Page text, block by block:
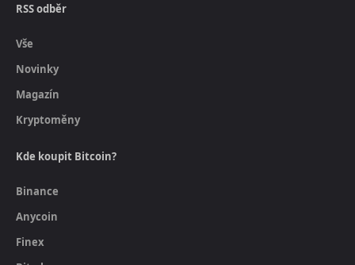
RSS odběr
Vše
Novinky
Magazín
Kryptoměny
Kde koupit Bitcoin?
Binance
Anycoin
Finex